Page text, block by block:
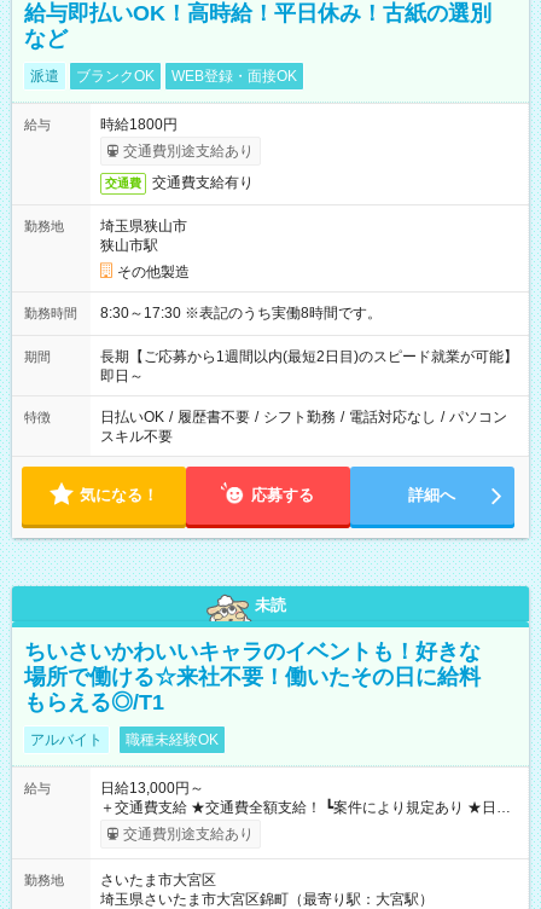
給与即払いOK！高時給！平日休み！古紙の選別
など
派遣 ブランクOK WEB登録・面接OK
給与
時給1800円
交通費別途支給あり
交通費 交通費支給有り
勤務地
埼玉県狭山市
狭山市駅
その他製造
勤務時間 8:30～17:30 ※表記のうち実働8時間です。
期間
長期【ご応募から1週間以内(最短2日目)のスピード就業が可能】
即日～
特徴 日払いOK / 履歴書不要 / シフト勤務 / 電話対応なし / パソコン
スキル不要
気になる！ 応募する 詳細へ
未読
ちいさいかわいいキャラのイベントも！好きな
場所で働ける☆来社不要！働いたその日に給料
もらえる◎/T1
アルバイト 職種未経験OK
給与
日給13,000円～
＋交通費支給 ★交通費全額支給！ ┗案件により規定あり ★日払
いOK！（規定あり） ┗働いたその日に現金GET♪ お仕事後はコ
ンビニATMから 日払い分を引き落とせます！ 【試用期間】試
交通費別途支給あり
勤務地
さいたま市大宮区
埼玉県さいたま市大宮区錦町（最寄り駅：大宮駅）